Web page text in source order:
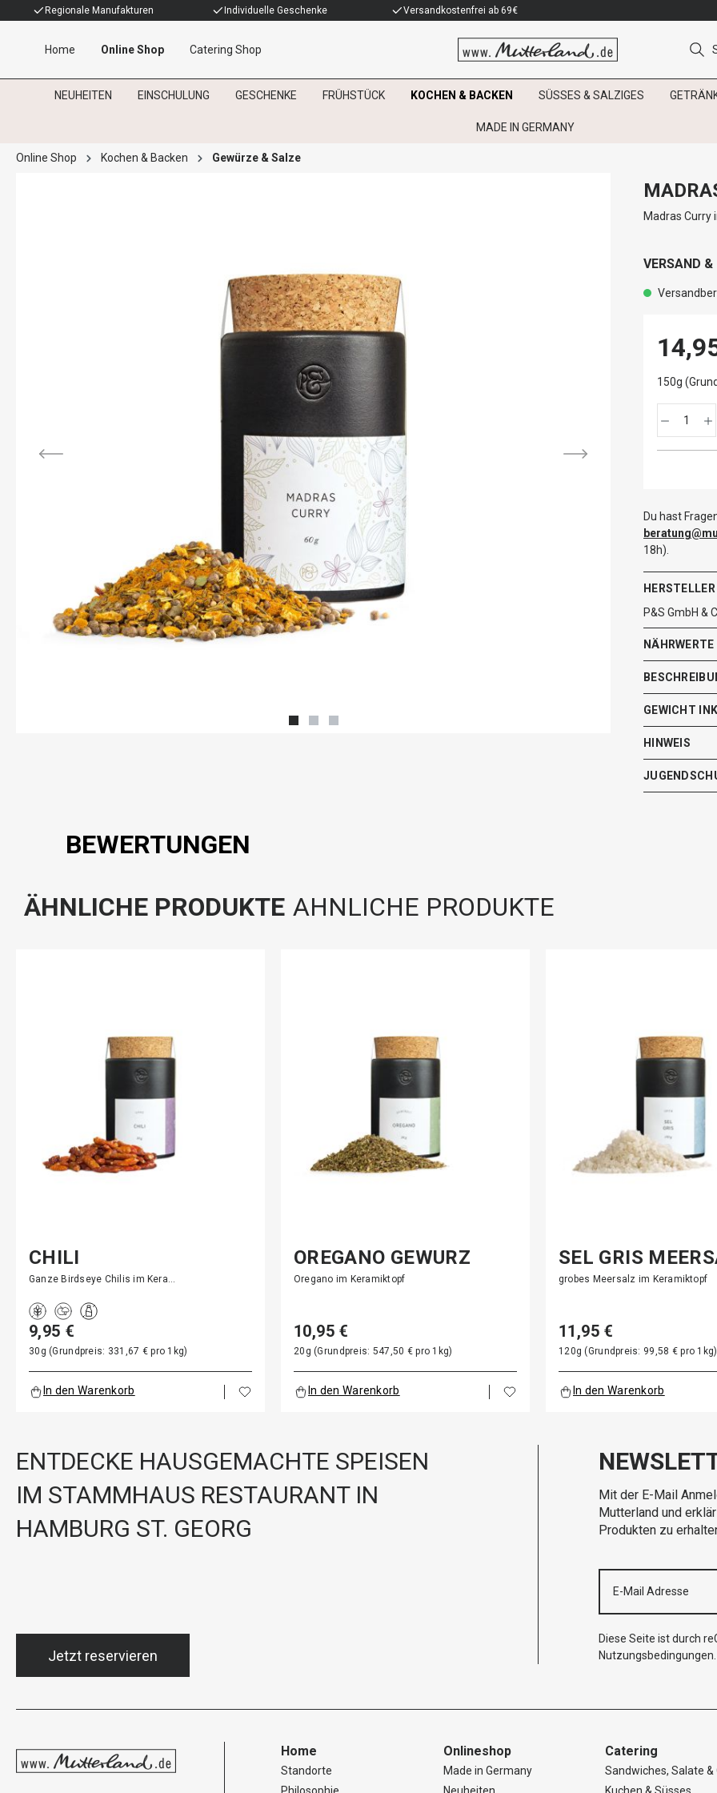
Regionale Manufakturen Individuelle Geschenke Versandkostenfrei ab 69€
Home Online Shop Catering Shop
NEUHEITEN EINSCHULUNG GESCHENKE FRÜHSTÜCK KOCHEN & BACKEN SÜSSES & SALZIGES
MADE IN GERMANY
Online Shop Kochen & Backen Gewürze & Salze
Madras
VERSAND &
150g
Du hast
18h).
HERSTELLER
P&S GmbH &
GEWICHT
HINWEIS
BEWERTUNGEN
ÄHNLICHE PRODUKTE AHNLICHE PRODUKTE
CHILI
Ganze Birdseye Chilis im Kera…
9,95 €
30g (Grundpreis: 331,67 € pro 1kg)
In den Warenkorb
OREGANO GEWÜRZ
Oregano im Keramiktopf
10,95 €
20g (Grundpreis: 547,50 € pro 1kg)
In den Warenkorb
SEL GRIS
grobes Meersalz im Keramiktopf
11,95 €
120g (Grundpreis: 99,58 € pro 1kg)
In den Warenkorb
ENTDECKE HAUSGEMACHTE SPEISEN
IM STAMMHAUS RESTAURANT IN
HAMBURG ST. GEORG
Jetzt reservieren
Mit der E-Mail
Mutterland und
Produkten zu
Diese Seite ist durch
Nutzungsbedingungen
Home
Standorte
Onlineshop
Made in Germany
Catering
Sandwiches, Salate &